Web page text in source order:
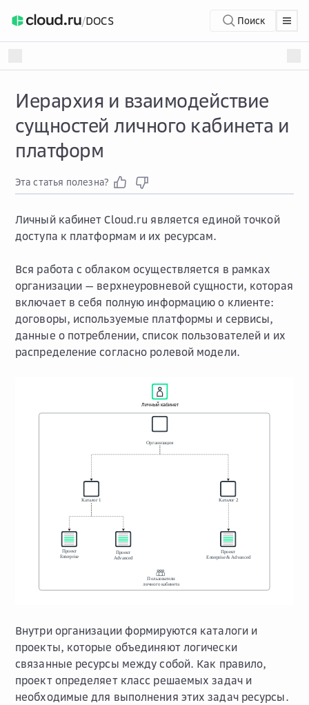
/DOCS Поиск
Иерархия и взаимодействие
сущностей личного кабинета и
платформ
Эта статья полезна?
Личный кабинет Cloud.ru является единой точкой
доступа к платформам и их ресурсам.
Вся работа с облаком осуществляется в рамках
организации — верхнеуровневой сущности, которая
включает в себя полную информацию о клиенте:
договоры, используемые платформы и сервисы,
данные о потреблении, список пользователей и их
распределение согласно ролевой модели.
Внутри организации формируются каталоги и
проекты, которые объединяют логически
связанные ресурсы между собой. Как правило,
проект определяет класс решаемых задач и
необходимые для выполнения этих задач ресурсы.